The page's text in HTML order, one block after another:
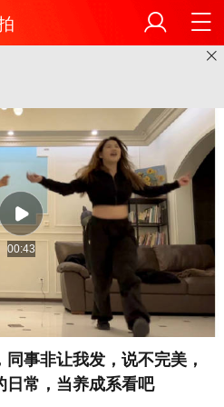
00:43
事非让我发，说不完美，